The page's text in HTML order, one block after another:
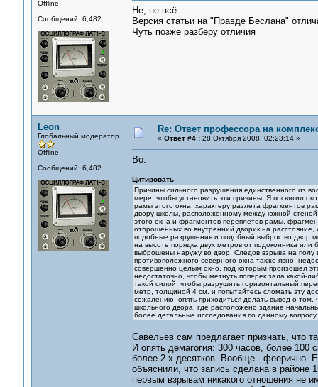
Offline
Сообщений: 6,482
Не, не всё.
Версия статьи на "Правде Беслана"
Чуть позже разберу отличия
Leon
Глобальный модератор
Offline
Сообщений: 6,482
Re: Ответ профессора на
« Ответ #4 :28 Октября 2008, 02:23:14 »
Во:
Цитировать
Причины сильного разрушения единственного из
мере, чтобы установить эти причины. Я посвятил
рамы этого окна, характеру разлета фрагментов
двору школы, расположенному между южной
этого окна и фрагментов переплетов рамы,
отброшенных во внутренний дворик на
подобные разрушения и подобный выброс во двор
на высоте порядка двух метров от подоконника
выброшены наружу во двор. Следов взрыва на полу
противоположного северного окна также явно
совершенно целым окно, под которым произошел
недостаточно, чтобы метнуть поперек зала какой-
такой силой, чтобы разрушить горизонтальный
метр, толщиной 4 см. и попытайтесь сломать эту
сожалению, опять приходиться делать вывод о
школьного двора, где расположено здание
более детальные исследования по данному
Савельев сам предлагает признать, что
И опять демагогия: 300 часов, более
более 2-х десятков. Вообще - феерично.
объяснили, что запись сделана в районе
первым взрывам никакого отношения не